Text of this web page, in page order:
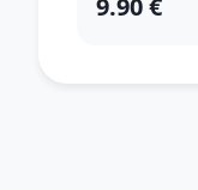
9.90 €